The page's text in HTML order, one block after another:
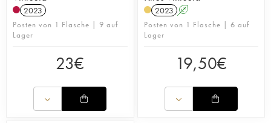
2023
Posten von 1 Flasche | 9 auf
Lager
23€
2023 A
Posten von 1 Flasche | 6 auf
Lager
19,50€